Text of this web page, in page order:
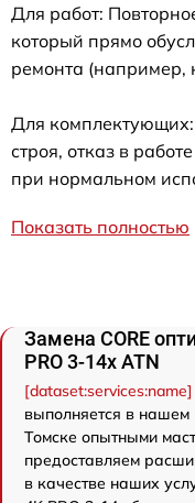
Для работ:
который прямо
ремонта (например,
Для
строя, отказ в
при нормальном
Показать полностью
Замена CORE
PRO 3-14x ATN
выполняется в
Томске опытными
предоставляем
в качестве наших